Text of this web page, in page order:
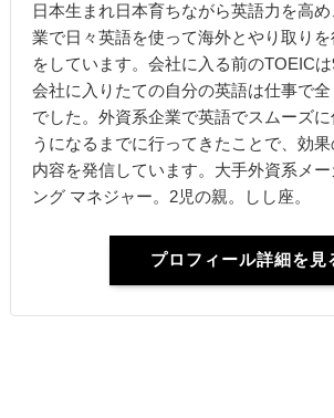
日本生まれ日本育ちながら英語力を高
業で日々英語を使って海外とやり取り
をしています。会社に入る前のTOEICは
会社に入りたての自分の英語は仕事で
でした。外資系企業で英語でスムーズ
うになるまでに行ってきたことで、効果
内容を発信しています。大手外資系メ
ング マネジャー。2児の親。しし座。
プロフィール詳細を見